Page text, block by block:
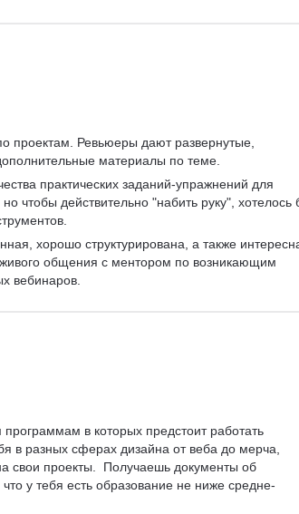
проектам. Ревьюеры дают развернутые,
материалы по теме.
практических заданий-упражнений для
чтобы действительно "набить руку", хотелось
хорошо структурирована, а также
общения с ментором по возникающим
вебинаров.
в которых предстоит работать
в разных сферах дизайна от веба до мерча,
свои проекты.  Получаешь документы об
у тебя есть образование не ниже средне-